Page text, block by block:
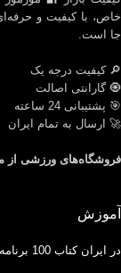
خاص، با کیفیت و
جا است.
🔎 کیفیت درجه یک
🧿 گارانتی اصالت
🎯 پشتیبانی 24 ساعته
🚀 ارسال به تمام ایران
فروشگاه‌های ورزشی از
آموزش
در ایران کتاب 100 برنامه تمرینی ابتکار کیست